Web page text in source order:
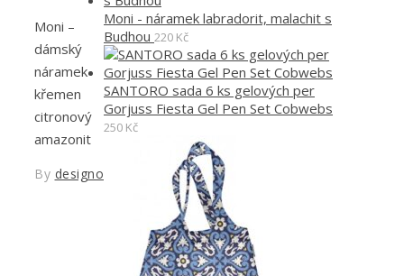
Moni –
dámský
náramek
křemen
citronový
amazonit
By designoved
Moni - náramek labradorit, malachit s
Budhou 220 Kč
SANTORO sada 6 ks gelových per
Gorjuss Fiesta Gel Pen Set Cobwebs
250 Kč